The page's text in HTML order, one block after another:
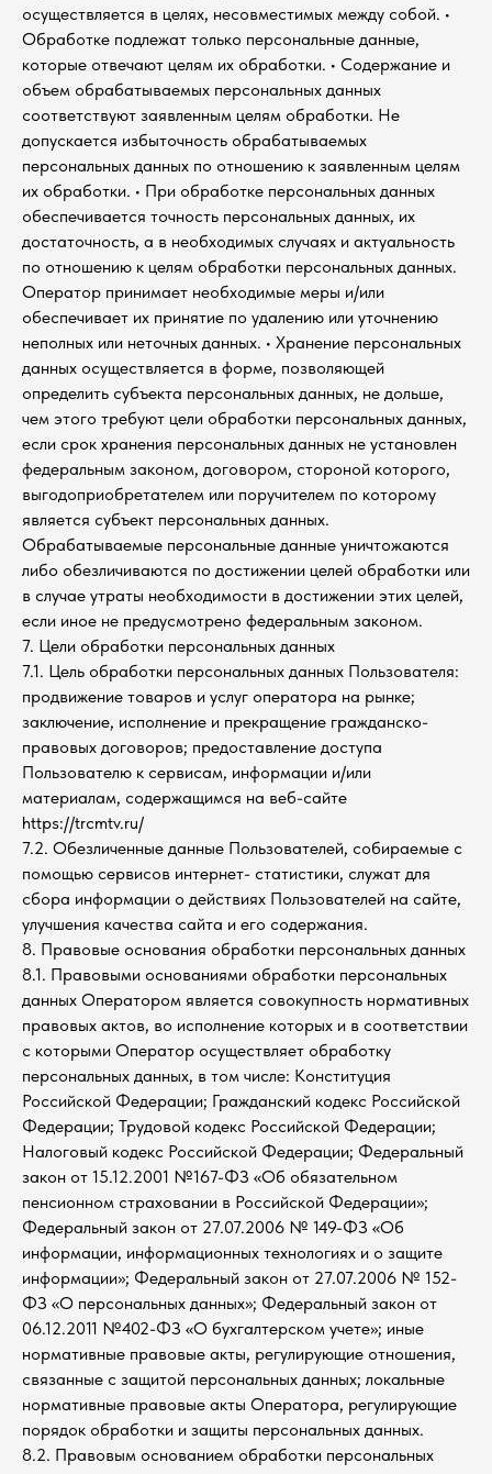
осуществляется в целях, несовместимых между собой. •
Обработке подлежат только персональные данные,
которые отвечают целям их обработки. • Содержание и
объем обрабатываемых персональных данных
соответствуют заявленным целям обработки. Не
допускается избыточность обрабатываемых
персональных данных по отношению к заявленным целям
их обработки. • При обработке персональных данных
обеспечивается точность персональных данных, их
достаточность, а в необходимых случаях и актуальность
по отношению к целям обработки персональных данных.
Оператор принимает необходимые меры и/или
обеспечивает их принятие по удалению или уточнению
неполных или неточных данных. • Хранение персональных
данных осуществляется в форме, позволяющей
определить субъекта персональных данных, не дольше,
чем этого требуют цели обработки персональных данных,
если срок хранения персональных данных не установлен
федеральным законом, договором, стороной которого,
выгодоприобретателем или поручителем по которому
является субъект персональных данных.
Обрабатываемые персональные данные уничтожаются
либо обезличиваются по достижении целей обработки или
в случае утраты необходимости в достижении этих целей,
если иное не предусмотрено федеральным законом.
7. Цели обработки персональных данных
7.1. Цель обработки персональных данных Пользователя:
продвижение товаров и услуг оператора на рынке;
заключение, исполнение и прекращение гражданско-
правовых договоров; предоставление доступа
Пользователю к сервисам, информации и/или
материалам, содержащимся на веб-сайте
https://trcmtv.ru/
7.2. Обезличенные данные Пользователей, собираемые с
помощью сервисов интернет- статистики, служат для
сбора информации о действиях Пользователей на сайте,
улучшения качества сайта и его содержания.
8. Правовые основания обработки персональных данных
8.1. Правовыми основаниями обработки персональных
данных Оператором является совокупность нормативных
правовых актов, во исполнение которых и в соответствии
с которыми Оператор осуществляет обработку
персональных данных, в том числе: Конституция
Российской Федерации; Гражданский кодекс Российской
Федерации; Трудовой кодекс Российской Федерации;
Налоговый кодекс Российской Федерации; Федеральный
закон от 15.12.2001 №167-ФЗ «Об обязательном
пенсионном страховании в Российской Федерации»;
Федеральный закон от 27.07.2006 № 149-ФЗ «Об
информации, информационных технологиях и о защите
информации»; Федеральный закон от 27.07.2006 № 152-
ФЗ «О персональных данных»; Федеральный закон от
06.12.2011 №402-ФЗ «О бухгалтерском учете»; иные
нормативные правовые акты, регулирующие отношения,
связанные с защитой персональных данных; локальные
нормативные правовые акты Оператора, регулирующие
порядок обработки и защиты персональных данных.
8.2. Правовым основанием обработки персональных